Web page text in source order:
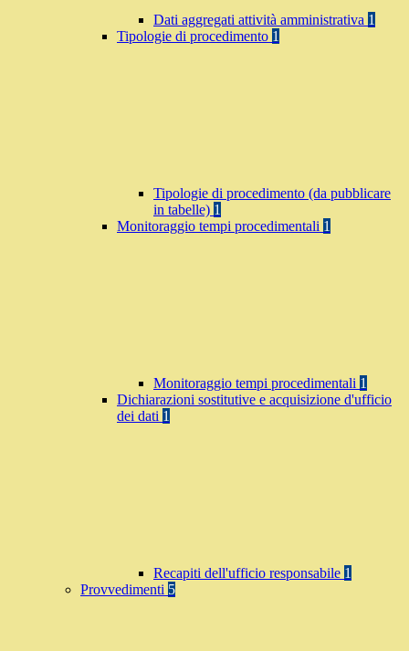
Dati aggregati attività amministrativa 1
Tipologie di procedimento 1
Tipologie di procedimento (da pubblicare
in tabelle) 1
Monitoraggio tempi procedimentali 1
Monitoraggio tempi procedimentali 1
Dichiarazioni sostitutive e acquisizione d'ufficio
dei dati 1
Recapiti dell'ufficio responsabile 1
Provvedimenti 5